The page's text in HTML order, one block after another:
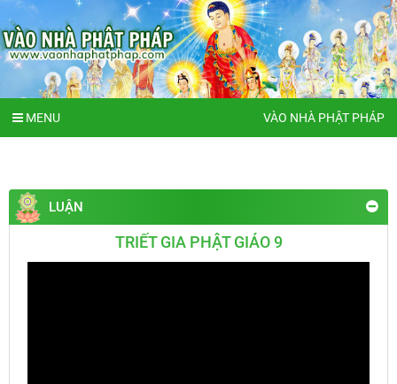
MENU VÀO NHÀ PHẬT PHÁP
LUẬN
TRIẾT GIA PHẬT GIÁO 9